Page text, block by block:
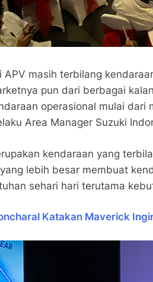
APV masih terbilang
pun dari berbagai
operasional mulai dari
Area Manager Suzuki
kendaraan yang
lebih besar membuat
sehari hari terutama
Katakan Maverick